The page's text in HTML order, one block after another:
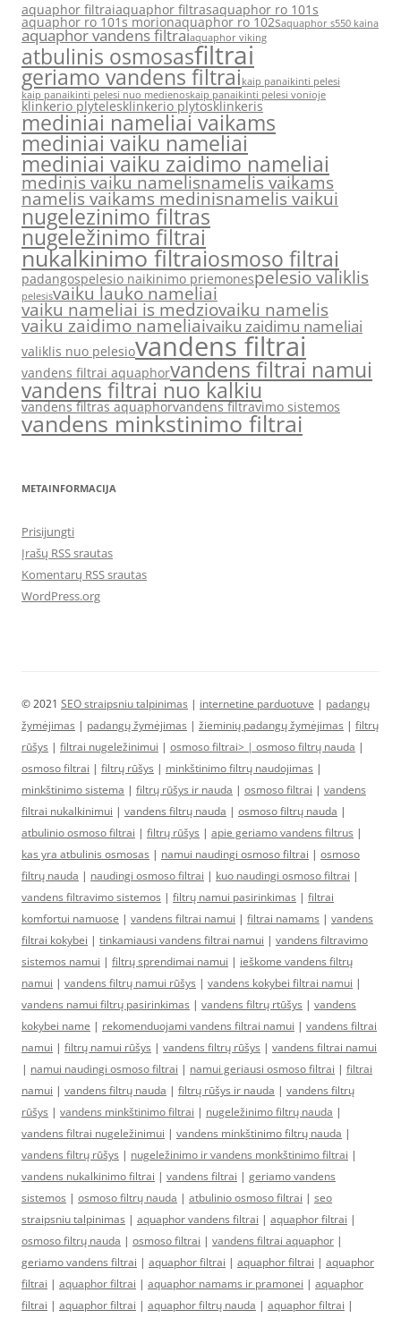
aquaphor filtraiaquaphor filtrasaquaphor ro 101s
aquaphor ro 101s morionaquaphor ro 102saquaphor s550 kaina
aquaphor vandens filtraiaquaphor viking
atbulinis osmosasfiltrai
geriamo vandens filtraikaip panaikinti pelesi
kaip panaikinti pelesi nuo medienoskaip panaikinti pelesi vonioje
klinkerio plytelesklinkerio plytosklinkeris
mediniai nameliai vaikams
mediniai vaiku nameliai
mediniai vaiku zaidimo nameliai
medinis vaiku namelisnamelis vaikams
namelis vaikams medinisnamelis vaikui
nugelezinimo filtras
nugeležinimo filtrai
nukalkinimo filtraiosmoso filtrai
padangospelesio naikinimo priemonespelesio valiklis
pelesisvaiku lauko nameliai
vaiku nameliai is medziovaiku namelis
vaiku zaidimo nameliaivaiku zaidimu nameliai
valiklis nuo pelesiovandens filtrai
vandens filtrai aquaphorvandens filtrai namui
vandens filtrai nuo kalkiu
vandens filtras aquaphorvandens filtravimo sistemos
vandens minkstinimo filtrai
METAINFORMACIJA
Prisijungti
Įrašų RSS srautas
Komentarų RSS srautas
WordPress.org
© 2021 SEO straipsniu talpinimas | internetine parduotuve | padangų
žymėjimas | padangų žymėjimas | žieminių padangų žymėjimas | filtrų
rūšys | filtrai nugeležinimui | osmoso filtrai> | osmoso filtrų nauda |
osmoso filtrai | filtrų rūšys | minkštinimo filtrų naudojimas |
minkštinimo sistema | filtrų rūšys ir nauda | osmoso filtrai | vandens
filtrai nukalkinimui | vandens filtrų nauda | osmoso filtrų nauda |
atbulinio osmoso filtrai | filtrų rūšys | apie geriamo vandens filtrus |
kas yra atbulinis osmosas | namui naudingi osmoso filtrai | osmoso
filtrų nauda | naudingi osmoso filtrai | kuo naudingi osmoso filtrai |
vandens filtravimo sistemos | filtrų namui pasirinkimas | filtrai
komfortui namuose | vandens filtrai namui | filtrai namams | vandens
filtrai kokybei | tinkamiausi vandens filtrai namui | vandens filtravimo
sistemos namui | filtrų sprendimai namui | ieškome vandens filtrų
namui | vandens filtrų namui rūšys | vandens kokybei filtrai namui |
vandens namui filtrų pasirinkimas | vandens filtrų rtūšys | vandens
kokybei name | rekomenduojami vandens filtrai namui | vandens filtrai
namui | filtrų namui rūšys | vandens filtrų rūšys | vandens filtrai namui
| namui naudingi osmoso filtrai | namui geriausi osmoso filtrai | filtrai
namui | vandens filtrų nauda | filtrų rūšys ir nauda | vandens filtrų
rūšys | vandens minkštinimo filtrai | nugeležinimo filtrų nauda |
vandens filtrai nugeležinimui | vandens minkštinimo filtrų nauda |
vandens filtrų rūšys | nugeležinimo ir vandens monkštinimo filtrai |
vandens nukalkinimo filtrai | vandens filtrai | geriamo vandens
sistemos | osmoso filtrų nauda | atbulinio osmoso filtrai | seo
straipsniu talpinimas | aquaphor vandens filtrai | aquaphor filtrai |
osmoso filtrų nauda | osmoso filtrai | vandens filtrai aquaphor |
geriamo vandens filtrai | aquaphor filtrai | aquaphor filtrai | aquaphor
filtrai | aquaphor filtrai | aquaphor namams ir pramonei | aquaphor
filtrai | aquaphor filtrai | aquaphor filtrų nauda | aquaphor filtrai |